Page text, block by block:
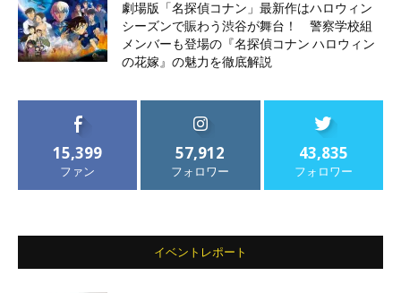
劇場版「名探偵コナン」最新作はハロウィン
シーズンで賑わう渋谷が舞台！ 警察学校組
メンバーも登場の『名探偵コナン ハロウィン
の花嫁』の魅力を徹底解説
15,399
ファン
57,912
フォロワー
43,835
フォロワー
イベントレポート